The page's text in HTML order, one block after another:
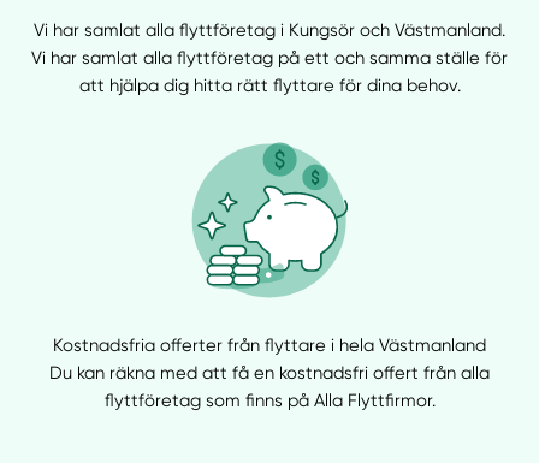
Vi har samlat alla flyttföretag i Kungsör och Västmanland.
Vi har samlat alla flyttföretag på ett och samma ställe för
att hjälpa dig hitta rätt flyttare för dina behov.
Kostnadsfria offerter från flyttare i hela Västmanland
Du kan räkna med att få en kostnadsfri offert från alla
flyttföretag som finns på Alla Flyttfirmor.